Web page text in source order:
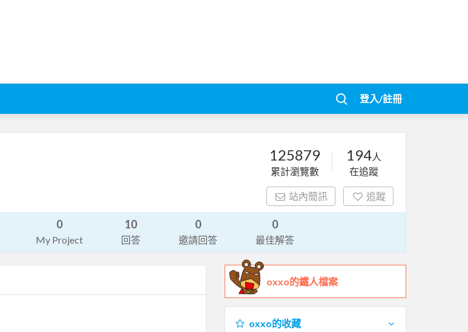
登入/註冊
125879
累計瀏覽數
194人
在追蹤
站內簡訊 追蹤
0
My Project
10
回答
0
邀請回答
0
最佳解答
oxxo的鐵人檔案
oxxo的收藏